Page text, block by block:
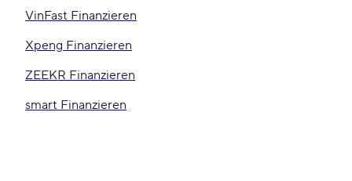
VinFast Finanzieren
Xpeng Finanzieren
ZEEKR Finanzieren
smart Finanzieren